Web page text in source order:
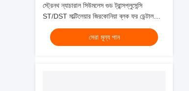
স্ট্রেনথ ন্যাচারাল সিউমলেস গুড ট্রান্সপ্লুসেন্সি
ST/DST মাল্টিলেয়ার জিরকোনিয়া ব্লক ফর ডেন্টাল
রিস্টোরেশন
সেরা মূল্য পান